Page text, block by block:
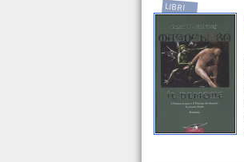
LIBRI